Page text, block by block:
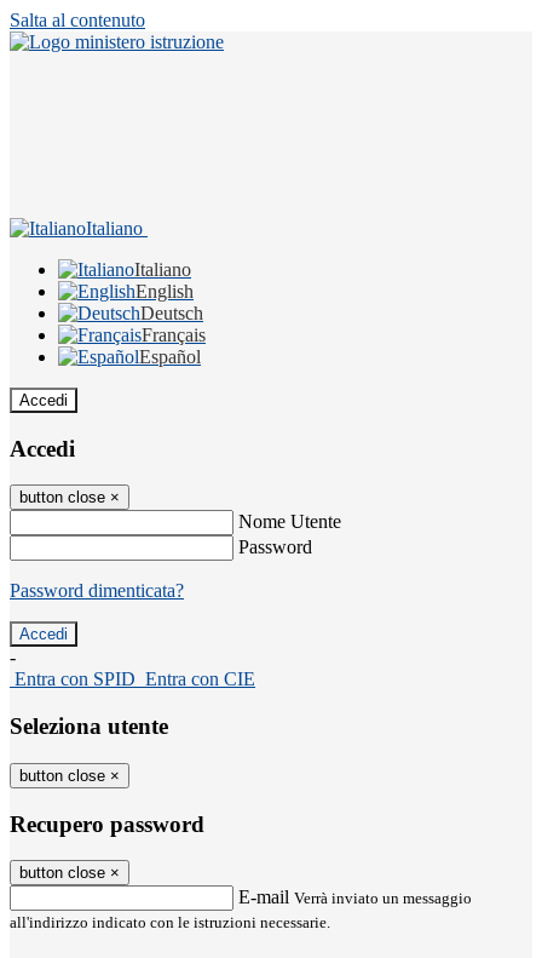
Salta al contenuto
Italiano
Italiano
English
Deutsch
Français
Español
Accedi
Accedi
button close ×
Nome Utente
Password
Password dimenticata?
-
Entra con SPID Entra con CIE
Seleziona utente
button close ×
Recupero password
button close ×
E-mail Verrà inviato un messaggio
all'indirizzo indicato con le istruzioni necessarie.